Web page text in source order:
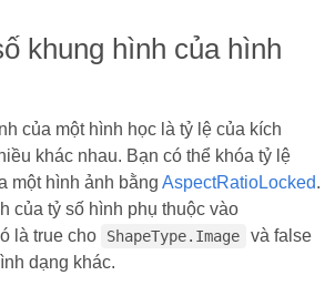
khung hình của hình
của một hình học là tỷ lệ của kích
khác nhau. Bạn có thể khóa tỷ lệ
một hình ảnh bằng AspectRatioLocked.
của tỷ số hình phụ thuộc vào
là true cho ShapeType.Image
và false
dạng khác.